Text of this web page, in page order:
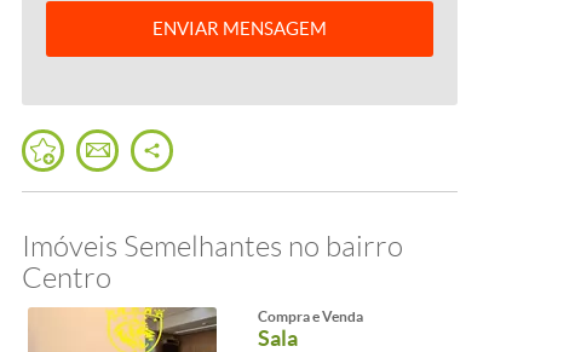
ENVIAR MENSAGEM
Imóveis Semelhantes no bairro
Centro
Compra e Venda
Sala